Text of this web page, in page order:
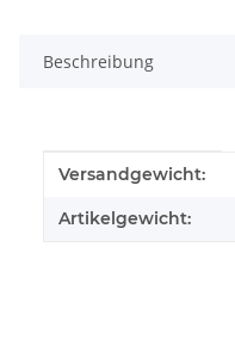
Beschreibung
Produkteigenschaft
Wert
Versandgewicht:
Artikelgewicht: